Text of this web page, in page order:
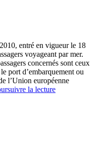
entré en vigueur le 18
voyageant par mer.
concernés sont ceux
port d’embarquement ou
l’Union européenne
la lectureLes